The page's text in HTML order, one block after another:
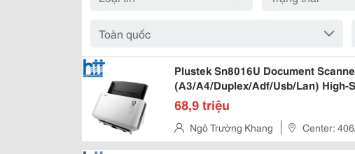
Plustek Sn8016U Document
(A3/A4/Duplex/Adf/Usb/Lan) High-
For Enterprise Workflows
68,9 triệu
Ngô Trường Khang
Center:
Quận Tân Bình, Thành Phố Hồ Chí Minh